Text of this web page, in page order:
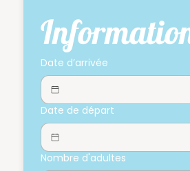
Date d’arrivée
Date de départ
Nombre d'adultes